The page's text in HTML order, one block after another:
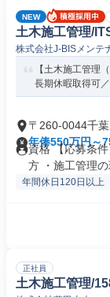
NEW
土木施工管理/
株式会社J-BISメンテ
【土木施工管理
長期休暇取得可
〒260-0044千
年俸550万円～
資格 【応募条
方 ・施工管理の
年間休日120日以上
正社員
土木施工管理/